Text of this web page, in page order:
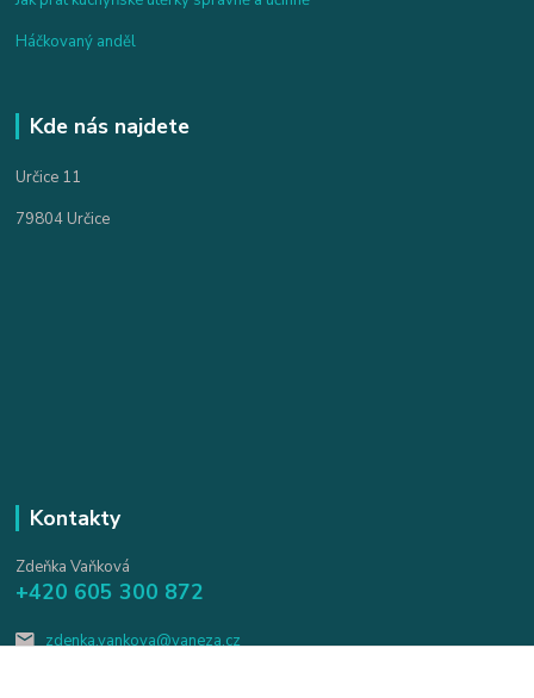
Háčkovaný anděl
Kde nás najdete
Určice 11
79804 Určice
Kontakty
Zdeňka Vaňková
+420 605 300 872
zdenka.vankova@vaneza.cz